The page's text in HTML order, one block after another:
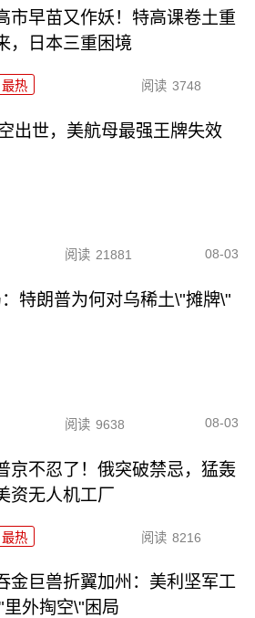
市早苗又作妖！特高课卷土重
，日本三重困境
最热 阅读 3748
出世，美航母最强王牌失效
阅读 21881 08-03
特朗普为何对乌稀土\"摊牌\"
阅读 9638 08-03
京不忍了！俄突破禁忌，猛轰
资无人机工厂
最热 阅读 8216
金巨兽折翼加州：美利坚军工
里外掏空\"困局